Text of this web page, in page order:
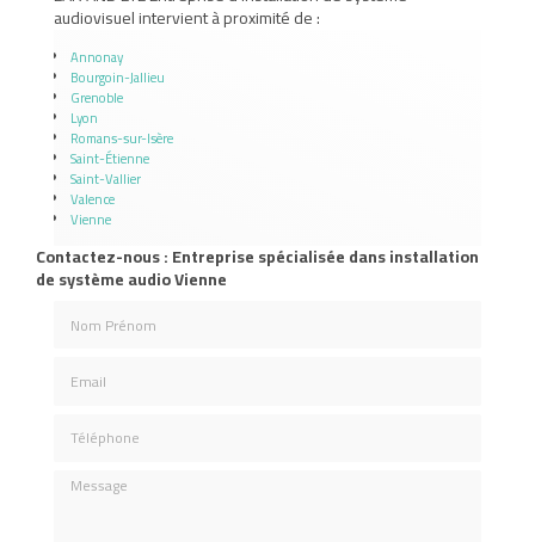
audiovisuel intervient à proximité de :
Annonay
Bourgoin-Jallieu
Grenoble
Lyon
Romans-sur-Isère
Saint-Étienne
Saint-Vallier
Valence
Vienne
Contactez-nous : Entreprise spécialisée dans installation
de système audio Vienne
Message